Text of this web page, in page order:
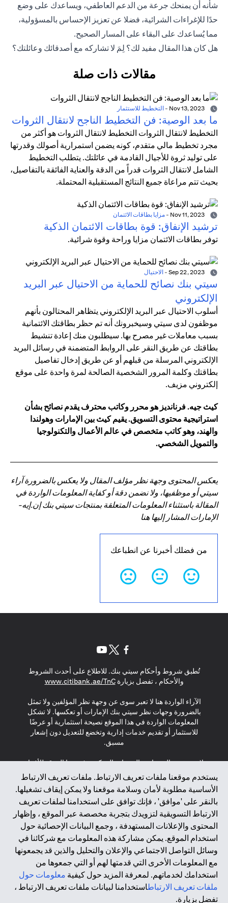
شأنه أن يمنحك جرعة من الدعم العاطفي، ويساعدك على وضع
حدًا للإغراءات الشرائية، فضلا عن تعزيز الإحساس بالمسؤولية،
مما يُساعدك على البقاء على المسار الصحيح.
هل كان هذا المقال مفيد لك؟ لِمَ لا تشاركه مع أصدقائك وعائلتك؟
مقالات ذات صلة
- التخطيط للاستثمار
ما بعد الوصية: فن التخطيط الناجح لانتقال الثروات
التخطيط لانتقال الثروات التخطيط لانتقال الثروات هو أكثر من
مجرد تخطيط مالي متقدم، كونه يضمن استمرارية أصولك وقدرتها
على توليد ثروة للأجيال القادمة في عائلتك. يتطلب التخطيط
الشامل لانتقال الثروات قدراً من الدقة والعناية الفائقة بالتفاصيل،
بحيث تتم مراعاة جميع النتائج المستقبلية المحتملة.
- مزايا بطاقات الائتمان
ترشيد الإنفاق: قوة بطاقات الائتمان الذكية
توفر بطاقات الائتمان مزايا وراحة وقوة شرائية.
- الاحتيال
سيتي بنك نصائح للحماية من الاحتيال عبر البريد
الإلكتروني
أسلوب الاحتيال عبر البريد الإلكتروني يتظاهر المحتالون بأنهم
موظفون لدى سيتي وسيخبرونك أنه تم حظر بطاقتك الائتمانية
بسبب معاملات غير مصرح بها. سيطلبون منك إعادة تنشيط
بطاقتك عن طريق النقر على الروابط المتضمنة في رسائل البريد
الإلكتروني المرسلة من قبلهم أو عن طريق إدخال تفاصيل
بطاقتك وكلمة المرور الشخصية الصالحة لمرة واحدة على موقع
إلكتروني مزيف.
كيث جيه. فرنانديز هو محرر وكاتب محترف يقدم نصائح بشأن
استراتيجية محتوى التسويق. يقيم كيث بين الإمارات وهولندا
والهند، وهو كاتب متخصص في عالم الأعمال والتكنولوجيا
والتمويل الشخصي.
يعكس المحتوى وجهة نظر مؤلف المقال ولا يعكس بالضرورة آراء
سيتي أو موظفيها، ولا نضمن دقة أو كفاية المعلومات الواردة في
المقالة باستثناء المعلومات المتعلقة بمنتجات سيتي بنك إن.إيه-
الإمارات المشار إليها هنا
من فضلك أخبرنا عن انطباعك
يستخدم موقعنا ملفات تعريف الارتباط. ملفات تعريف الارتباط
الأساسية مطلوبة لأمان وسلامة موقعنا ولا يمكن إيقاف تشغيلها.
بالنقر على 'موافق' ، فإنك توافق على استخدامنا لملفات تعريف
الارتباط التسويقية لتزويدك بتجربة مخصصة عبر الموقع ، وإظهار
المحتوى والإعلانات المستهدفة ، وجمع البيانات الإحصائية حول
استخدام الموقع. يمكن مشاركة هذه المعلومات مع شركائنا في
وسائل التواصل الاجتماعي والإعلان والتحليل والذين قد يجمعونها
مع المعلومات الأخرى التي قدمتها لهم أو التي جمعوها من
استخدامك لخدماتهم. لمعرفة المزيد حول كيفية معلومات حول
ملفات تعريف الارتباطاستخدامنا لبيانات ملفات تعريف الارتباط ،
تفضل بزيارة.
تُطبق شروط وأحكام سيتي بنك. للاطلاع على أحدث الشروط
والأحكام ، تفضل بزيارةwww.citibank.ae/TnC
(opens in a new tab)
الآراء الواردة هنا لا تعبر سوى عن وجهة نظر المؤلفين ولا تمثل
بالضرورة وجهات نظر سيتي بنك الإمارات أو تعكسها. لا تشكل
المعلومات الواردة في هذا الموقع نصيحة استثمارية أو عرضًا
للاستثمار أو تقديم خدمات إدارية وتخضع للتعديل دون إشعار
مسبق.
لا يتم تقديم المنتجات والخدمات المذكورة في هذا الموقع للأفراد
المقيمين في الاتحاد الأوروبي أو المنطقة الاقتصادية الأوروبية أو
سويسرا أو غيرنسي أو جيرسي أو موناكو أو سان مارينو أو
الفاتيكان أو جزيرة مان أو المملكة المتحدة أو خصوصية البيانات
(لائحة حماية البيانات العامة \ قانون حماية البيانات الشخصية
العامة \ قانون خصوصية نيوزيلندا). المحتوى الموجود في هذه
الصفحة ليس ولا ينبغي تفسيره على أنه عرض أو دعوة أو دعوة
لشراء أو بيع أي من المنتجات والخدمات المذكورة هنا لمثل هؤلاء
الأفراد.
*GDPR – اللائحة العامة لحماية البيانات؛ * LGPD – Lei Geral de
Proteção de Dados Pessoais ; *NZPA – قانون الخصوصية
النيوزيلندي